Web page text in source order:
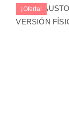
¡Oferta!